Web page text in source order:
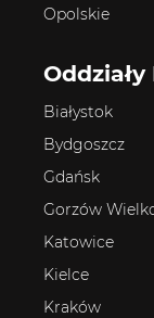
Opolskie
Białystok
Bydgoszcz
Gdańsk
Gorzów
Katowice
Kielce
Kraków